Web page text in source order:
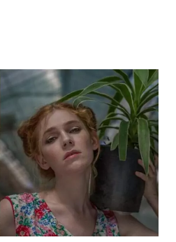
AT VENICE BIENNALE
2022
МАРГІНАЛІЇ
ПЛАТФОРМА